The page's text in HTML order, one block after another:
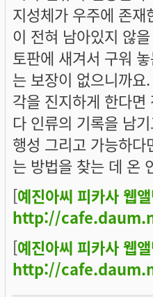
지성체가 우주에 존
이 전혀 남아있지 않
토판에 새겨서 구워
는 보장이 없으니까
각을 진지하게 한다
다 인류의 기록을 남
행성 그리고 가능하
는 방법을 찾는 데 온
[예진아씨 피카사 웹
http://
[예진아씨 피카사 웹
http://